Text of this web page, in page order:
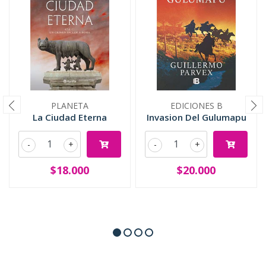
PLANETA
La Ciudad Eterna
+
-
$18.000
EDICIONES B
Invasion Del Gulumapu
+
-
$20.000